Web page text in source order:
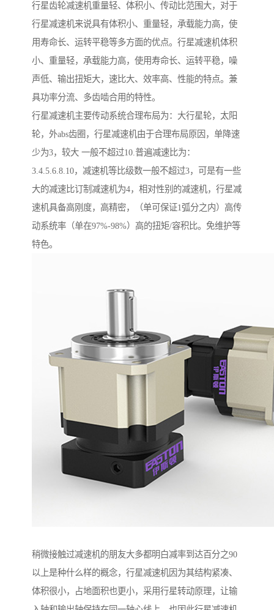
行星齿轮减速机重量轻、体积小、传动比范围大，对于
行星减速机来说具有体积小、重量轻，承载能力高，使
用寿命长、运转平稳等多方面的优点。行星减速机体积
小、重量轻，承载能力高，使用寿命长、运转平稳，噪
声低、输出扭矩大，速比大、效率高、性能的特点。兼
具功率分流、多齿啮合用的特性。
行星减速机主要传动系统合理布局为：大行星轮，太阳
轮，外abs齿圈，行星减速机由于合理布局原因，单降速
少为3，较大 一般不超过10.普遍减速比为：
3.4.5.6.8.10，减速机等比级数一般不超过3，可是有一些
大的减速比订制减速机为4，相对性别的减速机，行星减
速机具备高刚度，高精密，（单可保证1弧分之内）高传
动系统率（单在97%-98%）高的扭矩/容积比。免维护等
特色。
稍微接触过减速机的朋友大多都明白减率到达百分之90
以上是种什么样的概念，行星减速机因为其结构紧凑、
体积很小，占地面积也更小，采用行星转动原理，让输